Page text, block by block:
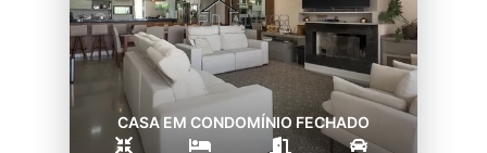
CASA EM CONDOMÍNIO FECHADO